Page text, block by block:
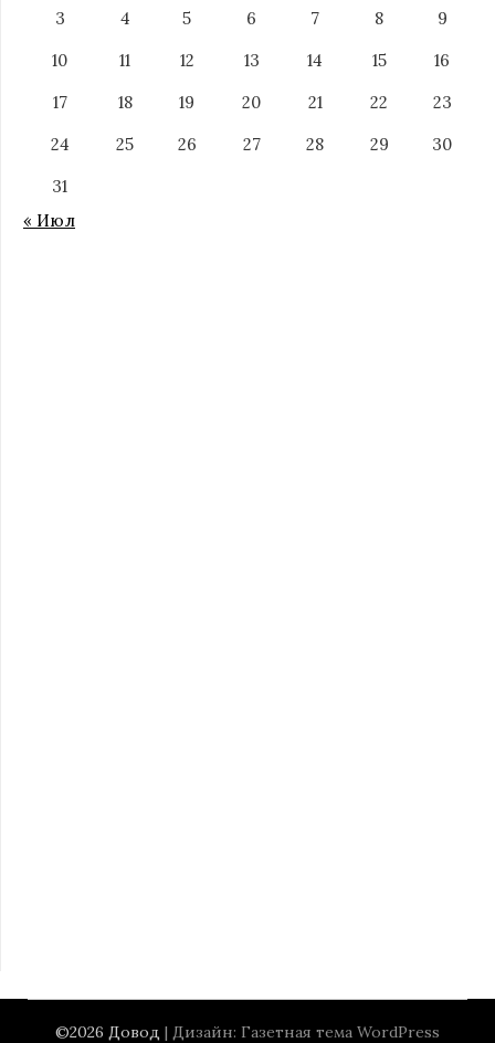
3
4 5 6 7 8
9
10
11 12 13 14 15
16
17
18 19 20 21 22
23
24
25 26 27 28 29
30
31
« Июл
©2026 Довод | Дизайн: Газетная тема WordPress